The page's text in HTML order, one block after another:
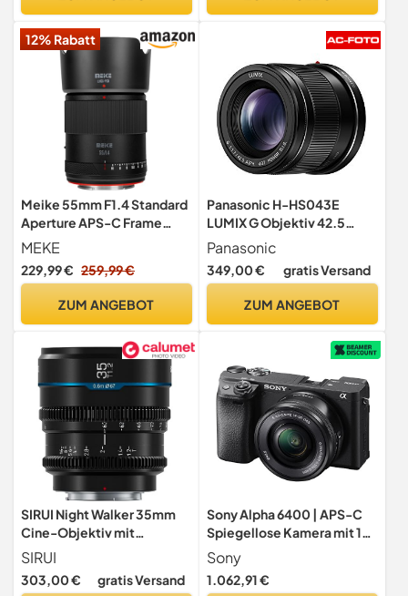
A6300 A6400 A6500
A7Ⅱ A7RⅡ
12% Rabatt
Meike 55mm F1.4 Standard
Aperture APS-C Frame
Auto Focus Fix Portrait
Lenses for Sony E-Mount
Mirrorless Cameras NEX 3
A6400 A5000 A5100
MEKE
229,99 € 259,99 €
ZUM ANGEBOT
Panasonic H-HS043E
LUMIX G Objektiv 42.5
mm/F1.7 ASPH.; optischer
Bildstabilisator; schwarz
Panasonic
349,00 € gratis Versand
ZUM ANGEBOT
SIRUI Night Walker 35mm
Cine-Objektiv mit
Manuellem Fokus, T1,2-
Objektiv mit großer Blende
und S35 Frame Prime Lens
SIRUI
303,00 € gratis Versand
Sony Alpha 6400 | APS-C
Spiegellose Kamera mit 16-
50mm f/3.5-5.6 Power-
Zoom-Objektiv (Schneller
0,02s Autofokus, neigbares
Sony
1.062,91 €